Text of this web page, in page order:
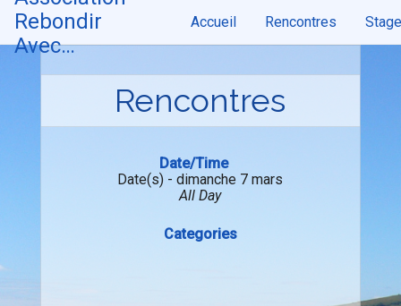
Skip
content
Rebondir
Avec…
Accueil Rencontres
Rencontres
Date/Time
Date(s) - dimanche 7 mars
All Day
Categories